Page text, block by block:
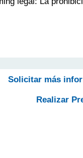
Solicitar más
Realizar